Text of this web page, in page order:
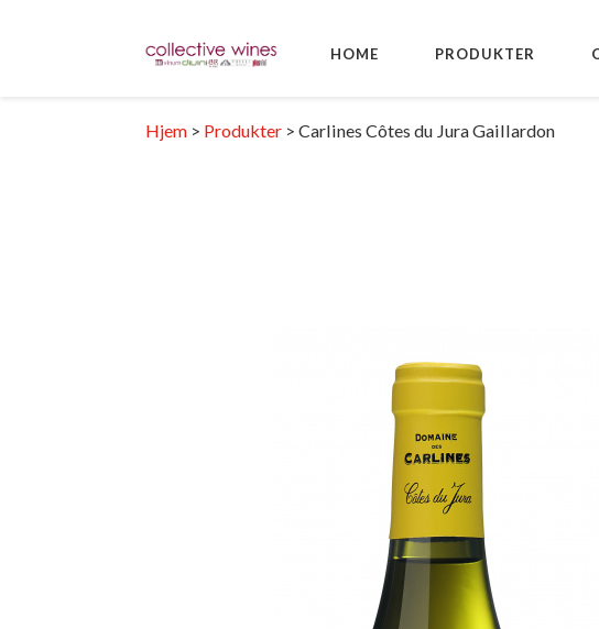
HOME PRODUKTER
Hjem> Produkter> Carlines Côtes du Jura Gaillardon